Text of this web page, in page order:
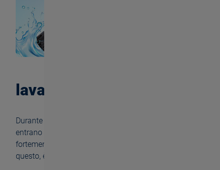
lavabile fino a 80 °C
Durante il processo di maschiatura, i contaminanti
entrano nel maschiatore e possono quindi influire
fortemente sul suo funzionamento. Per contrastare
questo, è necessaria una pulizia regolare.